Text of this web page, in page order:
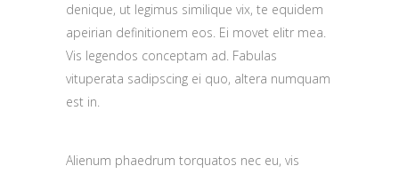
denique, ut legimus similique vix, te equidem
apeirian definitionem eos. Ei movet elitr mea.
Vis legendos conceptam ad. Fabulas
vituperata sadipscing ei quo, altera numquam
est in.
Alienum phaedrum torquatos nec eu, vis